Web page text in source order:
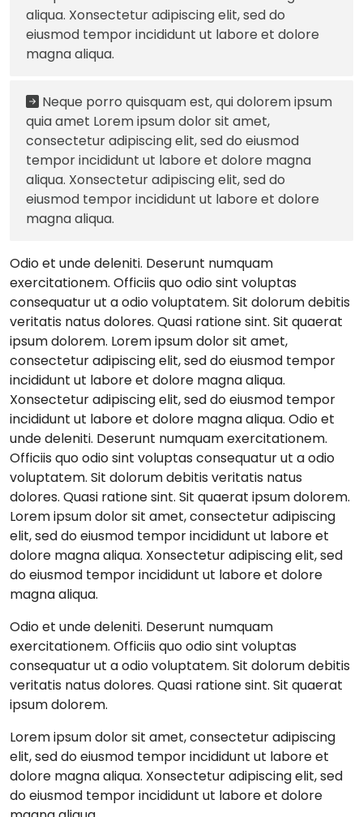
aliqua. Xonsectetur adipiscing elit, sed do
eiusmod tempor incididunt ut labore et dolore
magna aliqua.
Neque porro quisquam est, qui dolorem ipsum
quia amet Lorem ipsum dolor sit amet,
consectetur adipiscing elit, sed do eiusmod
tempor incididunt ut labore et dolore magna
aliqua. Xonsectetur adipiscing elit, sed do
eiusmod tempor incididunt ut labore et dolore
magna aliqua.
Odio et unde deleniti. Deserunt numquam
exercitationem. Officiis quo odio sint voluptas
consequatur ut a odio voluptatem. Sit dolorum debitis
veritatis natus dolores. Quasi ratione sint. Sit quaerat
ipsum dolorem. Lorem ipsum dolor sit amet,
consectetur adipiscing elit, sed do eiusmod tempor
incididunt ut labore et dolore magna aliqua.
Xonsectetur adipiscing elit, sed do eiusmod tempor
incididunt ut labore et dolore magna aliqua. Odio et
unde deleniti. Deserunt numquam exercitationem.
Officiis quo odio sint voluptas consequatur ut a odio
voluptatem. Sit dolorum debitis veritatis natus
dolores. Quasi ratione sint. Sit quaerat ipsum dolorem.
Lorem ipsum dolor sit amet, consectetur adipiscing
elit, sed do eiusmod tempor incididunt ut labore et
dolore magna aliqua. Xonsectetur adipiscing elit, sed
do eiusmod tempor incididunt ut labore et dolore
magna aliqua.
Odio et unde deleniti. Deserunt numquam
exercitationem. Officiis quo odio sint voluptas
consequatur ut a odio voluptatem. Sit dolorum debitis
veritatis natus dolores. Quasi ratione sint. Sit quaerat
ipsum dolorem.
Lorem ipsum dolor sit amet, consectetur adipiscing
elit, sed do eiusmod tempor incididunt ut labore et
dolore magna aliqua. Xonsectetur adipiscing elit, sed
do eiusmod tempor incididunt ut labore et dolore